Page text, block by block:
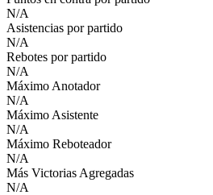
N/A
Asistencias por partido
N/A
Rebotes por partido
N/A
Máximo Anotador
N/A
Máximo Asistente
N/A
Máximo Reboteador
N/A
Más Victorias Agregadas
N/A